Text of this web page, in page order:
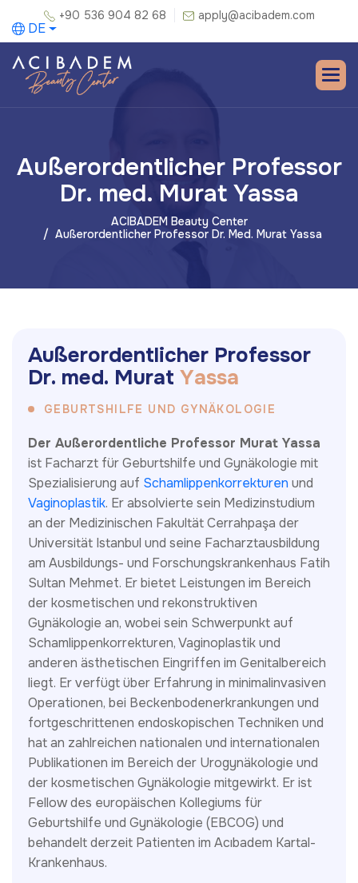
+90 536 904 82 68 apply@acibadem.com
DE
Außerordentlicher Professor
Dr. med. Murat Yassa
ACIBADEM Beauty Center
Außerordentlicher Professor Dr. Med. Murat Yassa
Außerordentlicher Professor
Dr. med. Murat Yassa
GEBURTSHILFE UND GYNÄKOLOGIE
Der Außerordentliche Professor Murat Yassa
ist Facharzt für Geburtshilfe und Gynäkologie mit
Spezialisierung auf Schamlippenkorrekturen und
Vaginoplastik. Er absolvierte sein Medizinstudium
an der Medizinischen Fakultät Cerrahpaşa der
Universität Istanbul und seine Facharztausbildung
am Ausbildungs- und Forschungskrankenhaus Fatih
Sultan Mehmet. Er bietet Leistungen im Bereich
der kosmetischen und rekonstruktiven
Gynäkologie an, wobei sein Schwerpunkt auf
Schamlippenkorrekturen, Vaginoplastik und
anderen ästhetischen Eingriffen im Genitalbereich
liegt. Er verfügt über Erfahrung in minimalinvasiven
Operationen, bei Beckenbodenerkrankungen und
fortgeschrittenen endoskopischen Techniken und
hat an zahlreichen nationalen und internationalen
Publikationen im Bereich der Urogynäkologie und
der kosmetischen Gynäkologie mitgewirkt. Er ist
Fellow des europäischen Kollegiums für
Geburtshilfe und Gynäkologie (EBCOG) und
behandelt derzeit Patienten im Acıbadem Kartal-
Krankenhaus.